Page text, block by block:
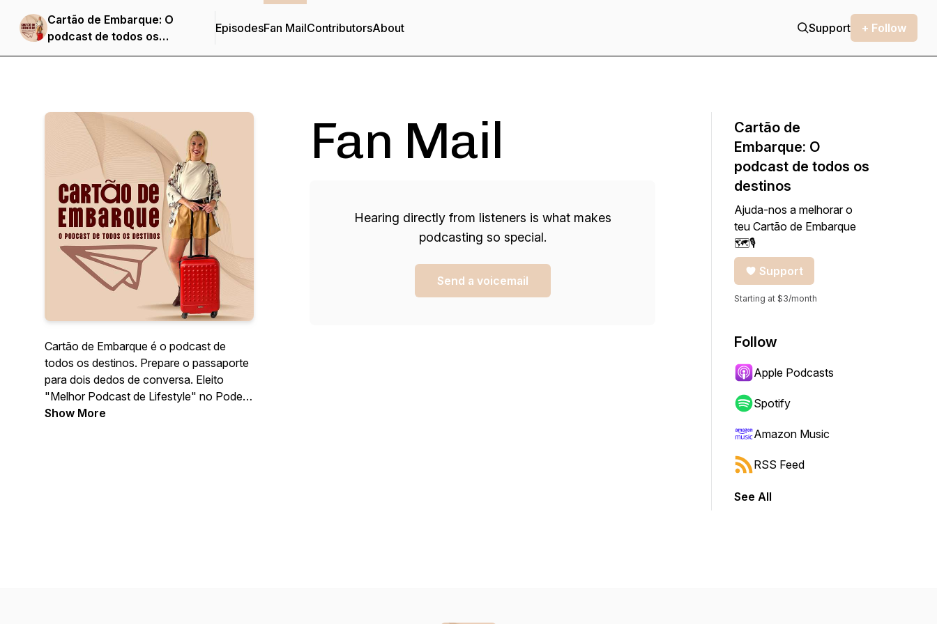
Cartão de Embarque: O
podcast de todos os
destinos
EpisodesFan MailContributorsAbout Support + Follow
Cartão de Embarque é o podcast de
todos os destinos. Prepare o passaporte
para dois dedos de conversa. Eleito
"Melhor Podcast de Lifestyle" no Podes
- Festival de Podcasts 2022.
Show More
Fan Mail
Hearing directly from listeners is what makes
podcasting so special.
Send a voicemail
Cartão de
Embarque: O
podcast de todos os
destinos
Ajuda-nos a melhorar o
teu Cartão de Embarque
🗺🎙
Support
Starting at $3/month
Follow
Apple Podcasts
Spotify
Amazon Music
RSS Feed
See All